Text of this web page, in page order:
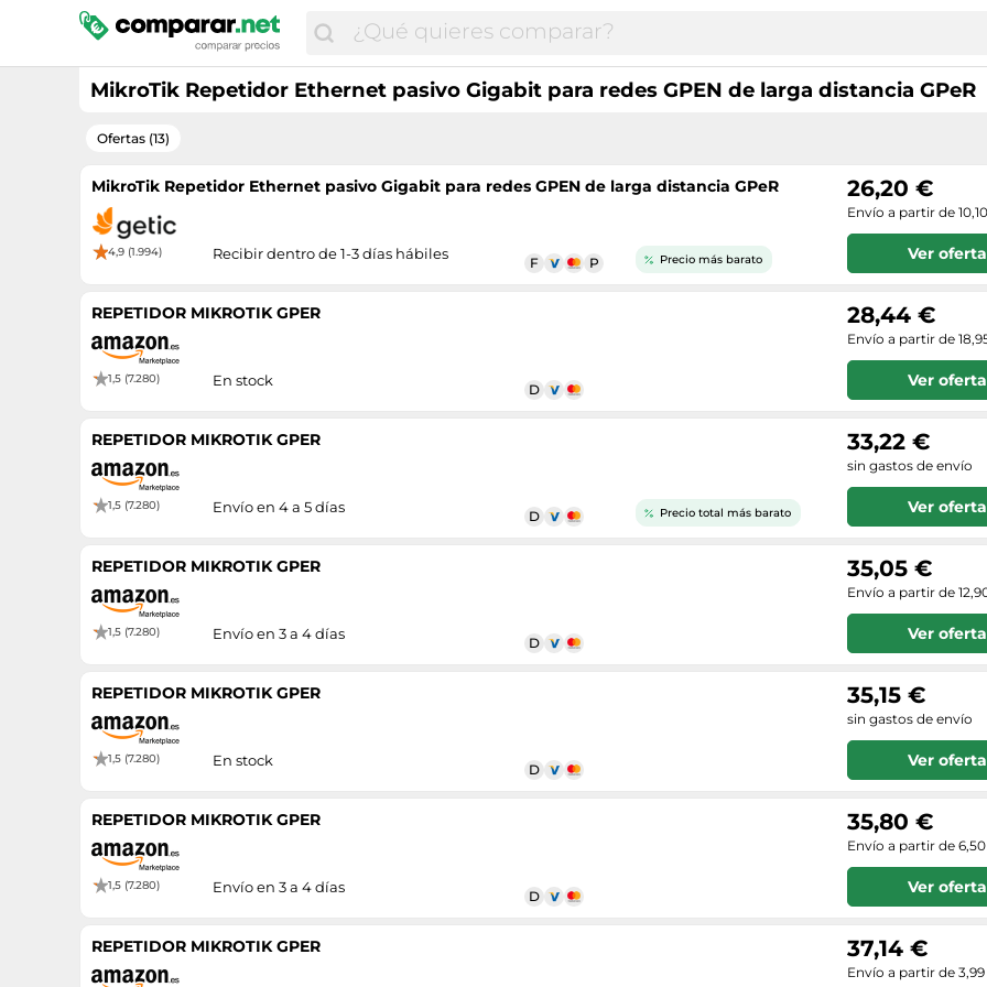
MikroTik Repetidor Ethernet pasivo Gigabit para redes GPEN de larga distancia GPeR
Ofertas (13)
MikroTik Repetidor Ethernet pasivo Gigabit para redes GPEN de larga distancia GPeR
4,9 (1.994)
Precio más barato
Recibir dentro de 1-3 días hábiles
26,20 €
Envío a partir de
Ver oferta
REPETIDOR MIKROTIK GPER
1,5 (7.280) En stock
28,44 €
Envío a partir de
Ver oferta
REPETIDOR MIKROTIK GPER
1,5 (7.280)
Precio total más barato
Envío en 4 a 5 días
33,22 €
sin gastos de envío
Ver oferta
REPETIDOR MIKROTIK GPER
1,5 (7.280) Envío en 3 a 4 días
35,05 €
Envío a partir de
Ver oferta
REPETIDOR MIKROTIK GPER
1,5 (7.280) En stock
35,15 €
sin gastos de envío
Ver oferta
REPETIDOR MIKROTIK GPER
1,5 (7.280) Envío en 3 a 4 días
35,80 €
Envío a partir de
Ver oferta
REPETIDOR MIKROTIK GPER 37,14 €
Envío a partir de